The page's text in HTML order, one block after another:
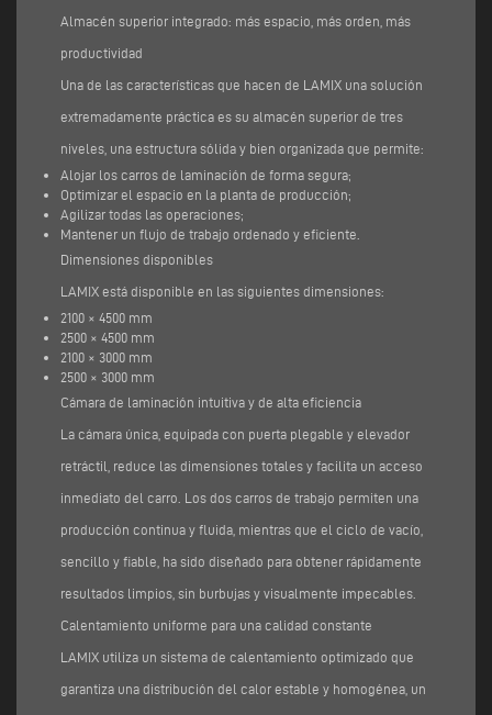
Almacén superior integrado: más espacio, más orden, más
productividad
Una de las características que hacen de LAMIX una solución
extremadamente práctica es su almacén superior de tres
niveles, una estructura sólida y bien organizada que permite:
Alojar los carros de laminación de forma segura;
Optimizar el espacio en la planta de producción;
Agilizar todas las operaciones;
Mantener un flujo de trabajo ordenado y eficiente.
Dimensiones disponibles
LAMIX está disponible en las siguientes dimensiones:
2100 × 4500 mm
2500 × 4500 mm
2100 × 3000 mm
2500 × 3000 mm
Cámara de laminación intuitiva y de alta eficiencia
La cámara única, equipada con puerta plegable y elevador
retráctil, reduce las dimensiones totales y facilita un acceso
inmediato del carro. Los dos carros de trabajo permiten una
producción continua y fluida, mientras que el ciclo de vacío,
sencillo y fiable, ha sido diseñado para obtener rápidamente
resultados limpios, sin burbujas y visualmente impecables.
Calentamiento uniforme para una calidad constante
LAMIX utiliza un sistema de calentamiento optimizado que
garantiza una distribución del calor estable y homogénea, un